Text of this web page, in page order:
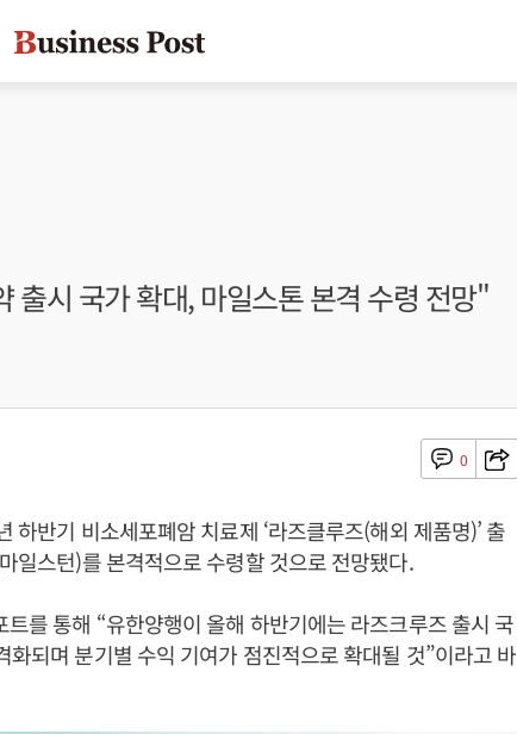
출시 국가 확대, 마일스톤 본격 수령 전망"
0
하반기 비소세포폐암 치료제 ‘라즈클루즈(해외 제품명)’ 출
일스턴)를 본격적으로 수령할 것으로 전망됐다.
를 통해 “유한양행이 올해 하반기에는 라즈크루즈 출시 국
되며 분기별 수익 기여가 점진적으로 확대될 것”이라고 바